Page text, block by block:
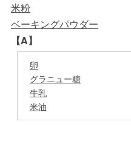
米粉
ベーキングパウダー
【A】
卵
グラニュー糖
牛乳
米油